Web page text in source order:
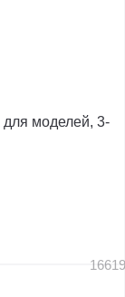
для моделей, 3-